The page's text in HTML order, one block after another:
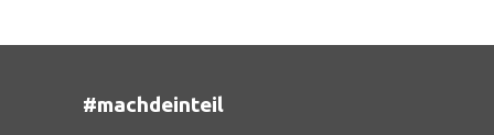
#machdeinteil